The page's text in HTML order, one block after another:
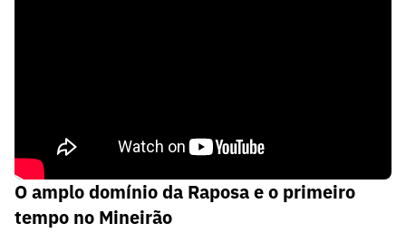
O amplo domínio da Raposa e o primeiro
tempo no Mineirão